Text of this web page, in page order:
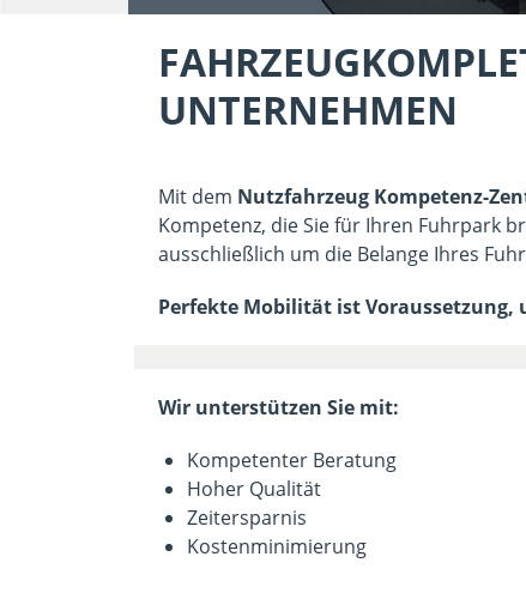
UNTERNEHMEN
Mit dem Nutzfahrzeug Kompetenz-
Kompetenz, die Sie für Ihren Fuhrpark
ausschließlich um die Belange Ihres
Perfekte Mobilität ist Voraussetzung,
Wir unterstützen Sie mit:
Kompetenter Beratung
Hoher Qualität
Zeitersparnis
Kostenminimierung